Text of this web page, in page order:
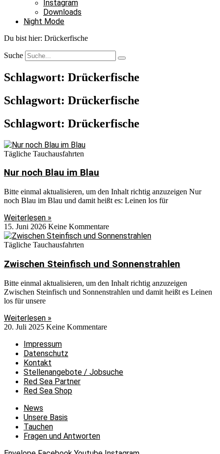
Instagram
Downloads
Night Mode
Du bist hier: Drückerfische
Suche
Schlagwort: Drückerfische
Schlagwort: Drückerfische
Schlagwort: Drückerfische
Tägliche Tauchausfahrten
Nur noch Blau im Blau
Bitte einmal aktualisieren, um den Inhalt richtig anzuzeigen Nur
noch Blau im Blau und damit heißt es: Leinen los für
Weiterlesen »
15. Juni 2026 Keine Kommentare
Tägliche Tauchausfahrten
Zwischen Steinfisch und Sonnenstrahlen
Bitte einmal aktualisieren, um den Inhalt richtig anzuzeigen
Zwischen Steinfisch und Sonnenstrahlen und damit heißt es Leinen
los für unsere
Weiterlesen »
20. Juli 2025 Keine Kommentare
Impressum
Datenschutz
Kontakt
Stellenangebote / Jobsuche
Red Sea Partner
Red Sea Shop
News
Unsere Basis
Tauchen
Fragen und Antworten